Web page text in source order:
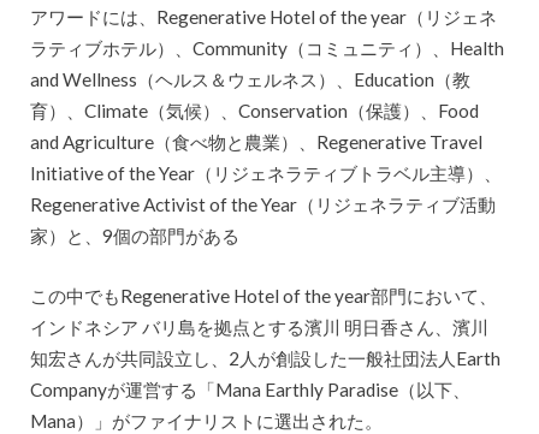
アワードには、Regenerative Hotel of the year（リジェネ
ラティブホテル）、Community（コミュニティ）、Health
and Wellness（ヘルス＆ウェルネス）、Education（教
育）、Climate（気候）、Conservation（保護）、Food
and Agriculture（食べ物と農業）、Regenerative Travel
Initiative of the Year（リジェネラティブトラベル主導）、
Regenerative Activist of the Year（リジェネラティブ活動
家）と、9個の部門がある
この中でもRegenerative Hotel of the year部門において、
インドネシア バリ島を拠点とする濱川 明日香さん、濱川
知宏さんが共同設立し、2人が創設した一般社団法人Earth
Companyが運営する「Mana Earthly Paradise（以下、
Mana）」がファイナリストに選出された。